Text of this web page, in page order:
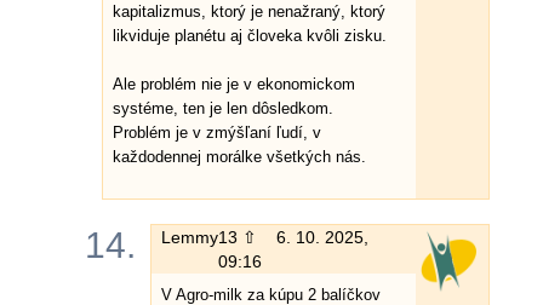
kapitalizmus, ktorý je nenažraný, ktorý
likviduje planétu aj človeka kvôli zisku.
Ale problém nie je v ekonomickom
systéme, ten je len dôsledkom.
Problém je v zmýšľaní ľudí, v
každodennej morálke všetkých nás.
14. Lemmy13 ⇧
6. 10. 2025,
09:16
V Agro-milk za kúpu 2 balíčkov